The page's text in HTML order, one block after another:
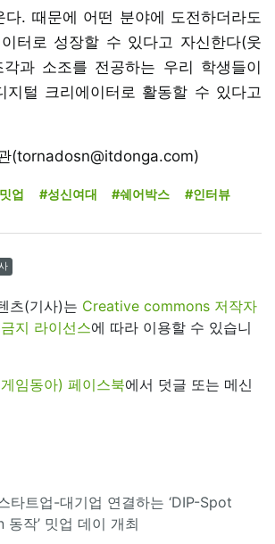
. 때문에 어떤 분야에 도전하더라도
터로 성장할 수 있다고 자신한다(웃
과 소조를 전공하는 우리 학생들이
지털 크리에이터로 활동할 수 있다고
(tornadosn@itdonga.com)
업 #성신여대 #쉐어박스 #인터뷰
츠(기사)는 Creative commons 저작자
지 라이선스에 따라 이용할 수 있습니
임동아) 페이스북에서 덧글 또는 메신
타트업-대기업 연결하는 ‘DIP-Spot
동작’ 밋업 데이 개최